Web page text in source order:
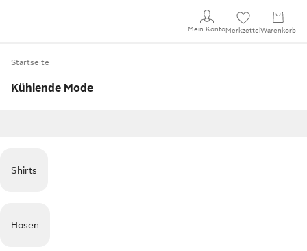
Mein KontoMerkzettel Warenkorb
Startseite
Kühlende Mode
Shirts
Hosen